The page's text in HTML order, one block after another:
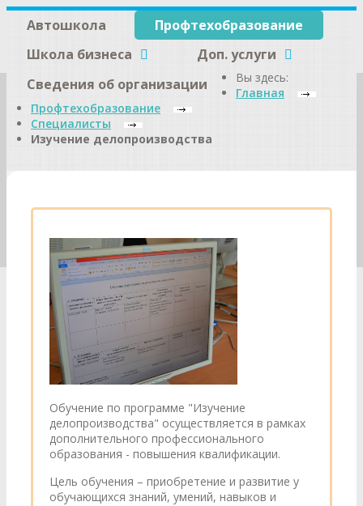
Автошкола
Профтехобразование
Школа бизнеса
Доп. услуги
Сведения об организации
Вы здесь:
Главная
Профтехобразование
Специалисты
Изучение делопроизводства
Обучение по программе "Изучение
делопроизводства" осуществляется в рамках
дополнительного профессионального
образования - повышения квалификации.
Цель обучения – приобретение и развитие у
обучающихся знаний, умений, навыков и